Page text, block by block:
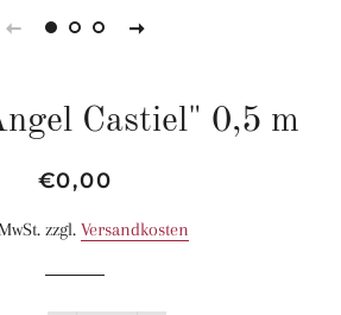
Castiel" 0,5 m
Normaler
Sonderpreis
€0,00
zzgl. Versandkosten